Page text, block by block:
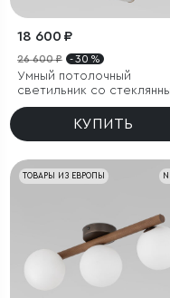
18 600 ₽
26 600 ₽ - 30 %
Умный потолочный
светильник со
плафонами
КУПИТЬ
ТОВАРЫ ИЗ ЕВРОПЫ